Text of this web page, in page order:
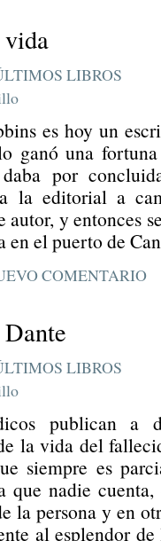
LIBROS
es hoy un
ganó una
por
la editorial a
autor, y entonces
en el puerto de
COMENTARIO
LIBROS
publican a
la vida del
siempre es
que nadie
la persona y en
al esplendor